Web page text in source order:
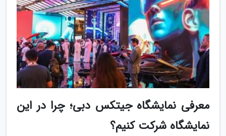
معرفی نمایشگاه جیتکس دبی؛ چرا در این
نمایشگاه شرکت کنیم؟